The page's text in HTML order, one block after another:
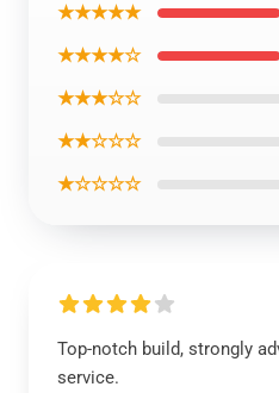
★★★★★
★★★★☆
★★★☆☆
★★☆☆☆
★☆☆☆☆
Top-notch build, strongly
service.